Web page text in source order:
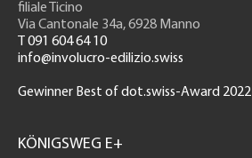
filiale Ticino
Via Cantonale 34a, 6928 Manno
T 091 604 64 10
info@involucro-edilizio.swiss
Gewinner Best of dot.swiss-Award 2022
GH
KÖNIGSWEG E+